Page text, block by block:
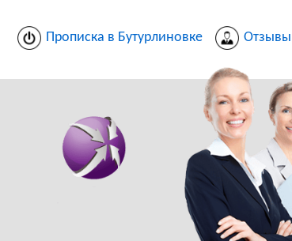
Прописка в Бутурлиновке Отзывы